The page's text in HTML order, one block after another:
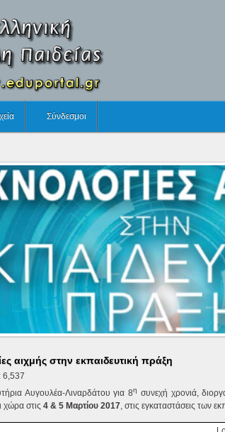
Σύνδεσμοι
αιχμής στην εκπαιδευτική πράξη
6,537
Αυγουλέα-Λιναρδάτου για 8η συνεχή χρονιά,
χώρα στις 4 & 5 Μαρτίου 2017 , στις εγκαταστάσεις των